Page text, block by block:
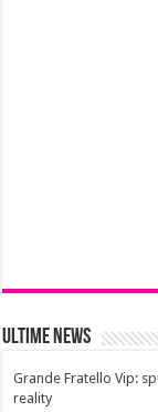
Ultime News
Grande Fratello Vip:
reality